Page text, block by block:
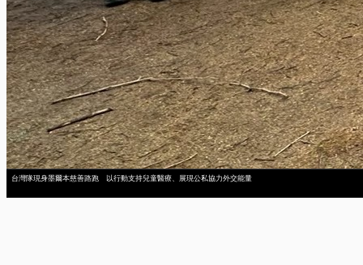
台灣隊現身墨爾本慈善路跑 以行動支持兒童醫療、展現公私協力外交能量